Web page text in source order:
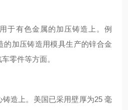
于有色金属的加压铸造上。例
的加压铸造用模具生产的锌合金
零件等方面。
造上。美国已采用壁厚为25 毫